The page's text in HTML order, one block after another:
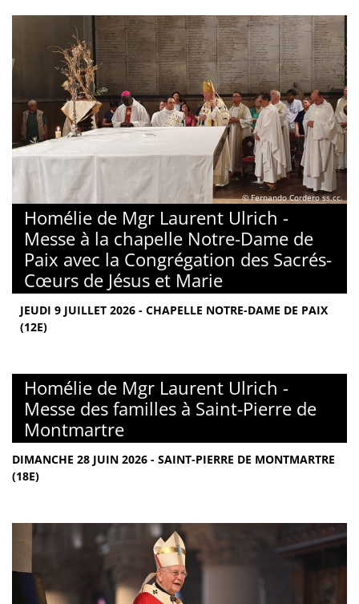
© Fernando Cordero ss.cc.
Homélie de Mgr Laurent Ulrich -
Messe à la chapelle Notre-Dame de
Paix avec la Congrégation des Sacrés-
Cœurs de Jésus et Marie
JEUDI 9 JUILLET 2026 - CHAPELLE NOTRE-DAME DE PAIX
(12E)
Homélie de Mgr Laurent Ulrich -
Messe des familles à Saint-Pierre de
Montmartre
DIMANCHE 28 JUIN 2026 - SAINT-PIERRE DE MONTMARTRE
(18E)